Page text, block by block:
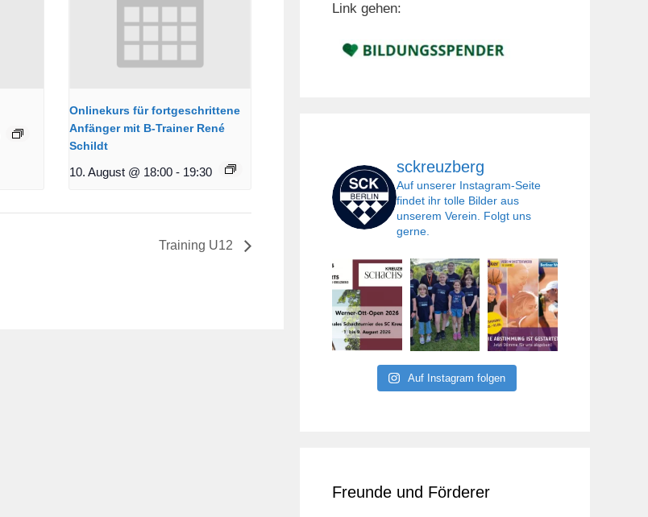
Onlinekurs für fortgeschrittene
Anfänger mit B-Trainer René
Schildt
10. August @ 18:00 - 19:30
Training U12
Link gehen:
sckreuzberg
Auf unserer Instagram-Seite
findet ihr tolle Bilder aus
unserem Verein. Folgt uns
gerne.
Auf Instagram folgen
Freunde und Förderer